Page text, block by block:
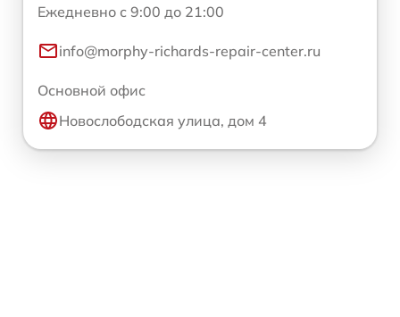
Ежедневно с 9:00 до 21:00
info@morphy-richards-repair-center.ru
Основной офис
Новослободская улица, дом 4